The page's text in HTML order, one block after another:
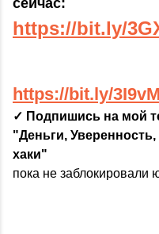
сейчас:
https://bit.ly/
https://bit.ly/
✓ Подпишись на мой
"Деньги,
хаки"
пока не заблокировали